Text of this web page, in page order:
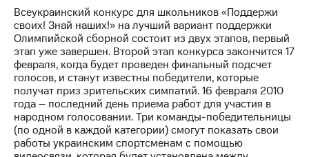
акций
Описание
Программа
приобретения
Порядок
выкупа
акций
Дивиденды
Рынок
облигаций
Всеукраинский конкурс для школьников «Поддержи
своих! Знай наших!» на лучший вариант поддержки
Олимпийской сборной состоит из двух этапов, первый
этап уже завершен. Второй этап конкурса закончится 17
февраля, когда будет проведен финальный подсчет
голосов, и станут известны победители, которые
получат приз зрительских симпатий. 16 февраля 2010
года – последний день приема работ для участия в
народном голосовании. Три команды-победительницы
(по одной в каждой категории) смогут показать свои
работы украинским спортсменам с помощью